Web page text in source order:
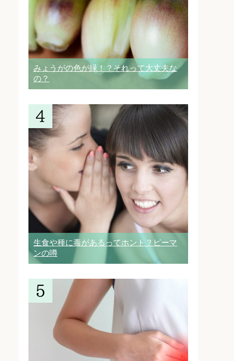
みょうがの色が緑！？それって大丈夫な
の？
生食や種に毒があるってホント？ピーマ
ンの噂